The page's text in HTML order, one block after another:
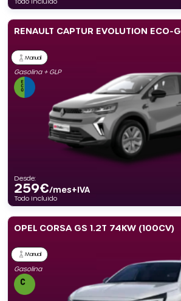
RENAULT CAPTUR EVOLUTION ECO-G
Manual
Gasolina + GLP
Desde:
259€/mes+IVA
Todo incluido
OPEL CORSA GS 1.2T 74KW (100CV)
Manual
Gasolina